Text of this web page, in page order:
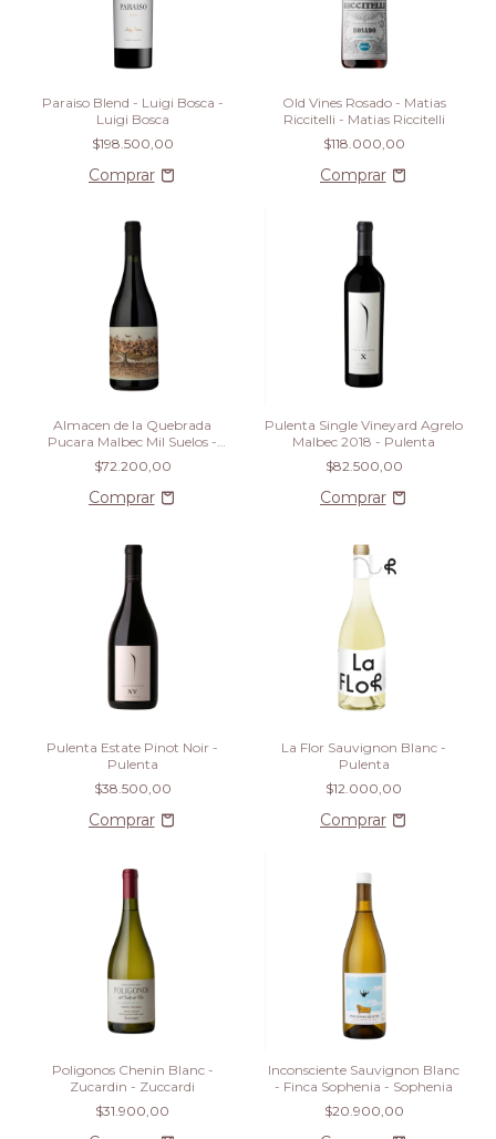
Paraiso Blend - Luigi Bosca -
Luigi Bosca
$198.500,00
Old Vines Rosado - Matias
Riccitelli - Matias Riccitelli
$118.000,00
Almacen de la Quebrada
Pucara Malbec Mil Suelos -
Almacen de La Quebrada
$72.200,00
Pulenta Single Vineyard Agrelo
Malbec 2018 - Pulenta
$82.500,00
Pulenta Estate Pinot Noir -
Pulenta
$38.500,00
La Flor Sauvignon Blanc -
Pulenta
$12.000,00
Poligonos Chenin Blanc -
Zucardin - Zuccardi
$31.900,00
Inconsciente Sauvignon Blanc
- Finca Sophenia - Sophenia
$20.900,00